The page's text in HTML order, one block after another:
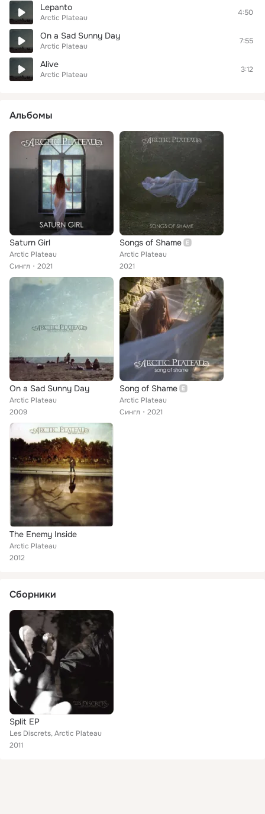
Lepanto
Arctic Plateau
4:50
On a Sad Sunny Day
Arctic Plateau
7:55
Alive
Arctic Plateau
3:12
Альбомы
Saturn Girl
Arctic Plateau
Сингл
2021
Songs of Shame
Arctic Plateau
2021
On a Sad Sunny Day
Arctic Plateau
2009
Song of Shame
Arctic Plateau
Сингл
2021
The Enemy Inside
Arctic Plateau
2012
Сборники
Split EP
Les Discrets, Arctic Plateau
2011